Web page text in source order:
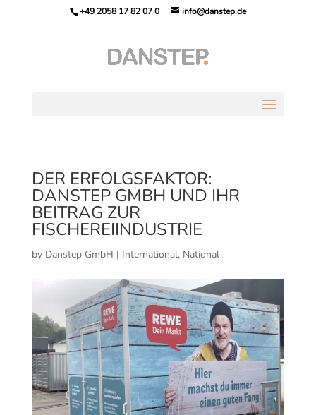
+49 2058 17 82 07 0 info@danstep.de
DER ERFOLGSFAKTOR:
DANSTEP GMBH UND IHR
BEITRAG ZUR
FISCHEREIINDUSTRIE
by Danstep GmbH | International, National